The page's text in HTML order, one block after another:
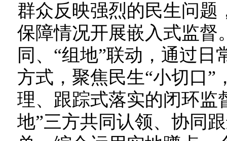
群众反映强烈的民生问题
保障情况开展嵌入式监督
同、“组地”联动，通过
方式，聚焦民生“小切口”
理、跟踪式落实的闭环监
地”三方共同认领、协同